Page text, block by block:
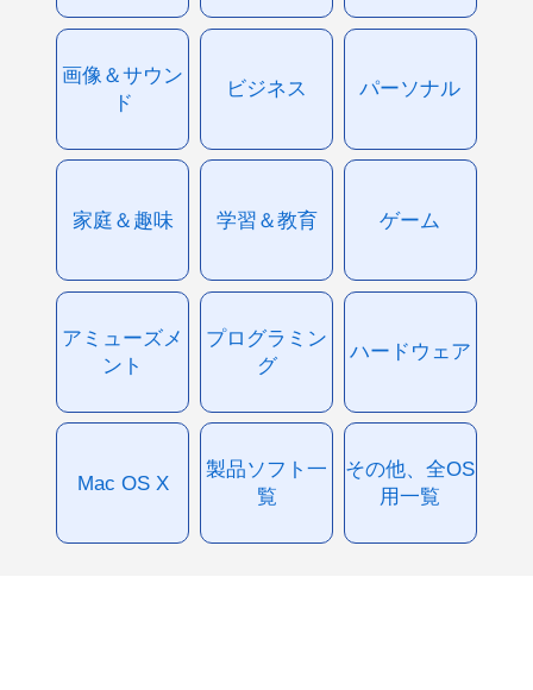
画像＆サウン
ド
ビジネス パーソナル
家庭＆趣味 学習＆教育 ゲーム
アミューズメ
ント
プログラミン
グ
ハードウェア
Mac OS X
製品ソフト一
覧
その他、全OS
用一覧